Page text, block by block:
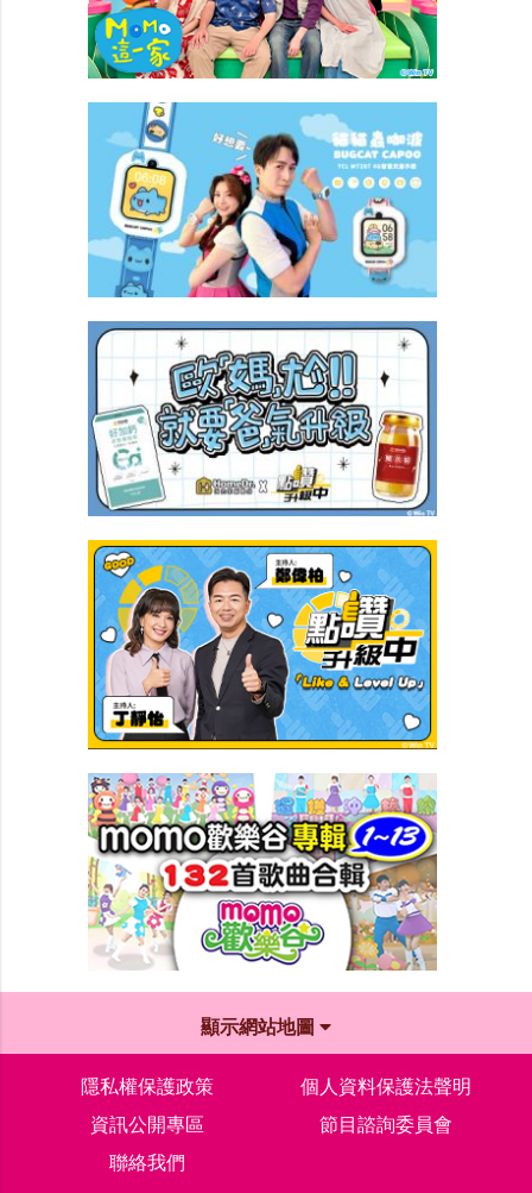
顯示網站地圖
隱私權保護政策
個人資料保護法聲明
資訊公開專區
節目諮詢委員會
聯絡我們